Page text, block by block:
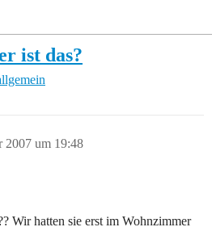
ist das?
2007 um 19:48
Wir hatten sie erst im Wohnzimmer